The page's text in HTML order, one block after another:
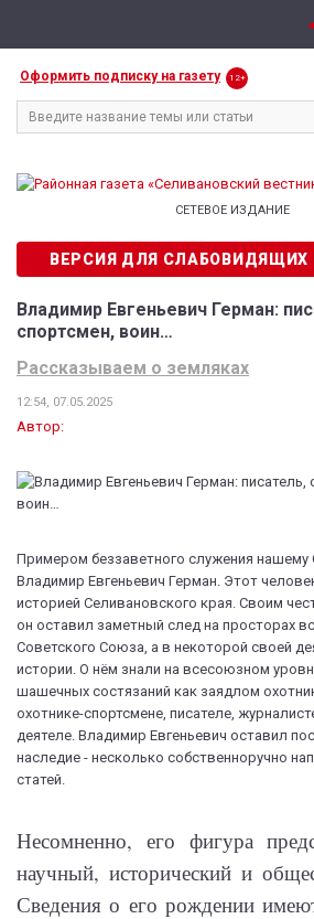
Оформить подписку на газету 12+
СЕТЕВОЕ ИЗДАНИЕ
ВЕРСИЯ ДЛЯ СЛАБОВИДЯЩИХ
Владимир Евгеньевич Герман:
спортсмен, воин…
Рассказываем о земляках
12:54, 07.05.2025
Автор:
Примером беззаветного служения нашему
Владимир Евгеньевич Герман. Этот
историей Селивановского края. Своим
он оставил заметный след на просторах
Советского Союза, а в некоторой своей
истории. О нём знали на всесоюзном
шашечных состязаний как заядлом
охотнике-спортсмене, писателе,
деятеле. Владимир Евгеньевич оставил
наследие - несколько собственноручно
статей.
Несомненно, его фигура
научный, исторический и
Сведения о его рождении